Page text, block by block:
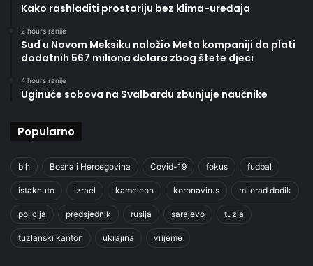
Kako rashladiti prostoriju bez klima-uređaja
2 hours ranije
Sud u Novom Meksiku naložio Meta kompaniji da plati
dodatnih 567 miliona dolara zbog štete djeci
4 hours ranije
Uginuće sobova na Svalbardu zbunjuje naučnike
Popularno
bih Bosna i Hercegovina Covid-19 fokus fudbal
istaknuto izrael kameleon koronavirus milorad dodik
policija predsjednik rusija sarajevo tuzla
tuzlanski kanton ukrajina vrijeme